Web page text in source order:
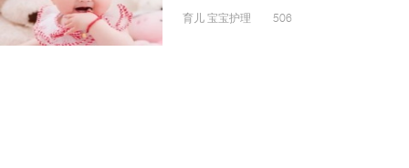
育儿 宝宝护理 506